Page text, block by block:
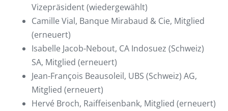
Vizepräsident (wiedergewählt)
Camille Vial, Banque Mirabaud & Cie, Mitglied
(erneuert)
Isabelle Jacob-Nebout, CA Indosuez (Schweiz)
SA, Mitglied (erneuert)
Jean-François Beausoleil, UBS (Schweiz) AG,
Mitglied (erneuert)
Hervé Broch, Raiffeisenbank, Mitglied (erneuert)